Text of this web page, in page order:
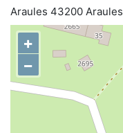
Araules 43200 Araules
+
−